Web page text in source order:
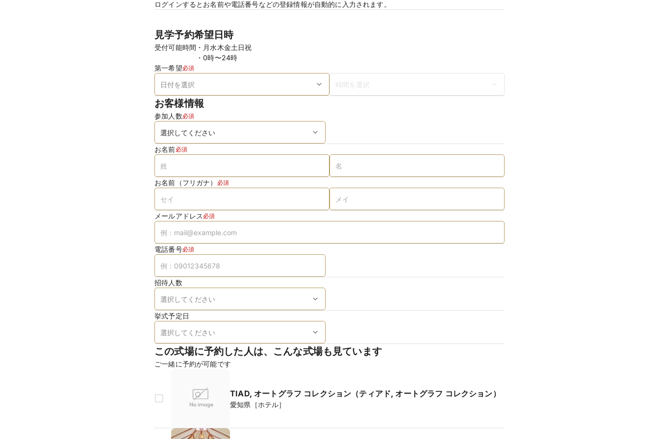
ログインするとお名前や電話番号などの登録情報が自動的に入力されます。
見学予約希望日時
受付可能時間
月水木金土日祝
0時〜24時
第一希望必須
お客様情報
参加人数必須
お名前必須
お名前（フリガナ） 必須
メールアドレス 必須
電話番号必須
招待人数
挙式予定日
この式場に予約した人は、こんな式場も見ています
ご一緒に予約が可能です
TIAD, オートグラフ コレクション（ティアド, オートグラフ コレクション）
愛知県［ホテル］